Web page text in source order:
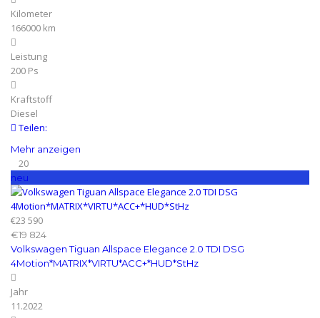
Kilometer
166000 km
Leistung
200 Ps
Kraftstoff
Diesel
Teilen:
Mehr anzeigen
20
neu
€23 590
€19 824
Volkswagen Tiguan Allspace Elegance 2.0 TDI DSG
4Motion*MATRIX*VIRTU*ACC+*HUD*StHz
Jahr
11.2022